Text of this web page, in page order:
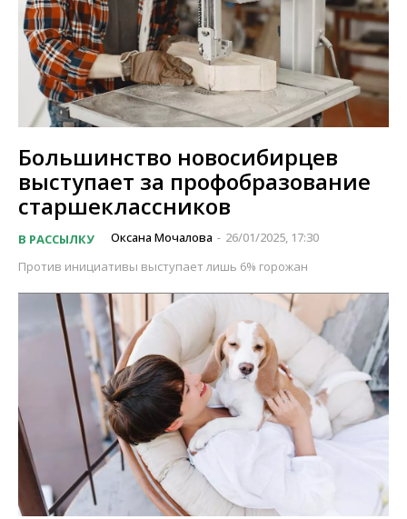
Большинство новосибирцев
выступает за профобразование
старшеклассников
В РАССЫЛКУ Оксана Мочалова - 26/01/2025, 17:30
Против инициативы выступает лишь 6% горожан